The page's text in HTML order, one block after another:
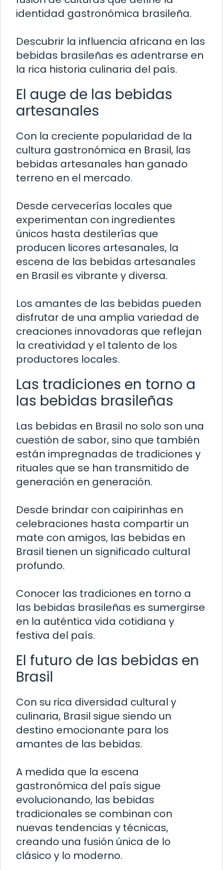
identidad gastronómica brasileña.
Descubrir la influencia africana en las
bebidas brasileñas es adentrarse en
la rica historia culinaria del país.
El auge de las bebidas
artesanales
Con la creciente popularidad de la
cultura gastronómica en Brasil, las
bebidas artesanales han ganado
terreno en el mercado.
Desde cervecerías locales que
experimentan con ingredientes
únicos hasta destilerías que
producen licores artesanales, la
escena de las bebidas artesanales
en Brasil es vibrante y diversa.
Los amantes de las bebidas pueden
disfrutar de una amplia variedad de
creaciones innovadoras que reflejan
la creatividad y el talento de los
productores locales.
Las tradiciones en torno a
las bebidas brasileñas
Las bebidas en Brasil no solo son una
cuestión de sabor, sino que también
están impregnadas de tradiciones y
rituales que se han transmitido de
generación en generación.
Desde brindar con caipirinhas en
celebraciones hasta compartir un
mate con amigos, las bebidas en
Brasil tienen un significado cultural
profundo.
Conocer las tradiciones en torno a
las bebidas brasileñas es sumergirse
en la auténtica vida cotidiana y
festiva del país.
El futuro de las bebidas en
Brasil
Con su rica diversidad cultural y
culinaria, Brasil sigue siendo un
destino emocionante para los
amantes de las bebidas.
A medida que la escena
gastronómica del país sigue
evolucionando, las bebidas
tradicionales se combinan con
nuevas tendencias y técnicas,
creando una fusión única de lo
clásico y lo moderno.